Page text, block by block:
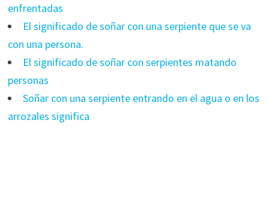
enfrentadas
El significado de soñar con una serpiente que se va
con una persona.
El significado de soñar con serpientes matando
personas
Soñar con una serpiente entrando en el agua o en los
arrozales significa